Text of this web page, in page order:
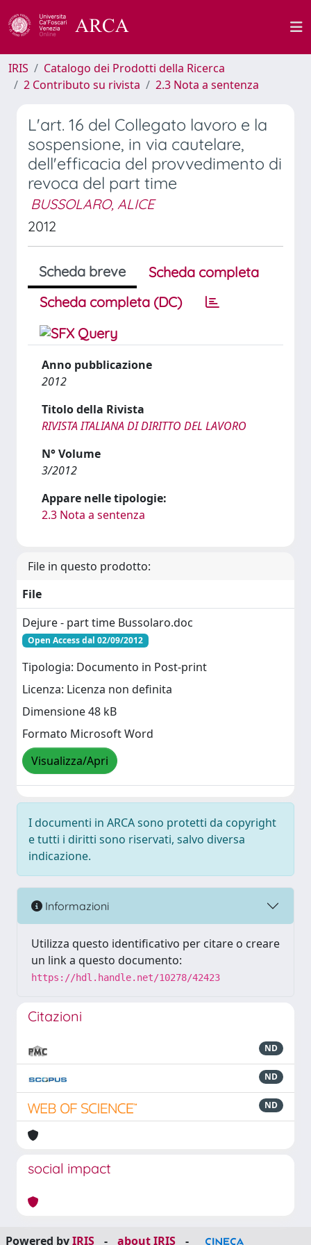
IRIS
Catalogo dei Prodotti della Ricerca
2 Contributo su rivista
2.3 Nota a sentenza
L'art. 16 del Collegato lavoro e la
sospensione, in via cautelare,
dell'efficacia del provvedimento di
revoca del part time
BUSSOLARO, ALICE
2012
Scheda breve
Scheda completa
Scheda completa (DC)
Anno pubblicazione
2012
Titolo della Rivista
RIVISTA ITALIANA DI DIRITTO DEL LAVORO
N° Volume
3/2012
Appare nelle tipologie:
2.3 Nota a sentenza
File in questo prodotto:
File
Dejure - part time Bussolaro.doc
Open Access dal 02/09/2012
Tipologia: Documento in Post-print
Licenza: Licenza non definita
Dimensione 48 kB
Formato Microsoft Word
Visualizza/Apri
I documenti in ARCA sono protetti da copyright
e tutti i diritti sono riservati, salvo diversa
indicazione.
Informazioni
Utilizza questo identificativo per citare o creare
un link a questo documento:
https://hdl.handle.net/10278/42423
Citazioni
ND
ND
ND
social impact
Powered byIRIS - about IRIS -